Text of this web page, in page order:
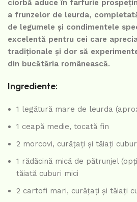
ciorbă aduce în farfurie
a frunzelor de leurda,
de legumele și condimentele
excelentă pentru cei care
tradiționale și dor să
din bucătăria românească.
Ingrediente:
1 legătură mare de leurda
1 ceapă medie, tocată fin
2 morcovi, curățați și tăiați
1 rădăcină mică de pătrunjel
tăiată cuburi mici
2 cartofi mari, curățați și tăiați